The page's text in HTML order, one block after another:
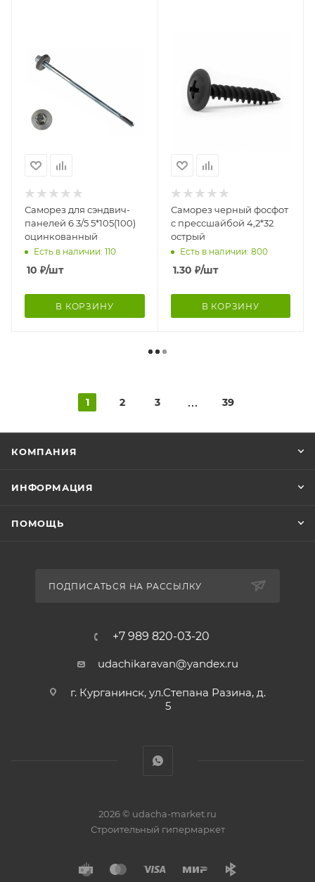
Саморез для сэндвич-
панелей 6 3/5 5*105(100)
оцинкованный
Есть в наличии: 110
10 ₽/шт
В КОРЗИНУ
Саморез черный фосфот
с прессшайбой 4,2*32
острый
Есть в наличии: 800
1.30 ₽/шт
В КОРЗИНУ
1 2 3 39
КОМПАНИЯ
ИНФОРМАЦИЯ
ПОМОЩЬ
ПОДПИСАТЬСЯ НА РАССЫЛКУ
+7 989 820-03-20
udachikaravan@yandex.ru
г. Курганинск, ул.Степана Разина, д.
5
2026 © udacha-market.ru
Строительный гипермаркет